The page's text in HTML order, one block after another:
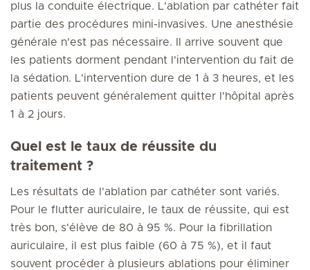
plus la conduite électrique. L'ablation par cathéter fait
partie des procédures mini-invasives. Une anesthésie
générale n'est pas nécessaire. Il arrive souvent que
les patients dorment pendant l'intervention du fait de
la sédation. L'intervention dure de 1 à 3 heures, et les
patients peuvent généralement quitter l'hôpital après
1 à 2 jours.
Quel est le taux de réussite du
traitement ?
Les résultats de l'ablation par cathéter sont variés.
Pour le flutter auriculaire, le taux de réussite, qui est
très bon, s'élève de 80 à 95 %. Pour la fibrillation
auriculaire, il est plus faible (60 à 75 %), et il faut
souvent procéder à plusieurs ablations pour éliminer